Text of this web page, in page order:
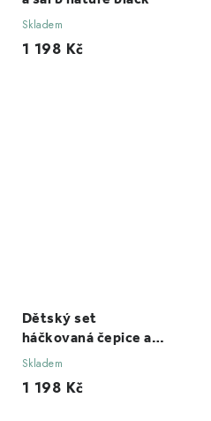
Skladem
1 198 Kč
Dětský set
háčkovaná čepice a
šál b nature black pro
Skladem
1 198 Kč